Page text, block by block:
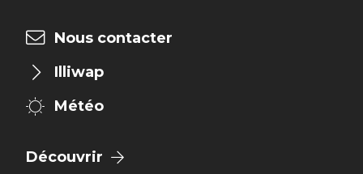
Nous contacter
Illiwap
Météo
Découvrir